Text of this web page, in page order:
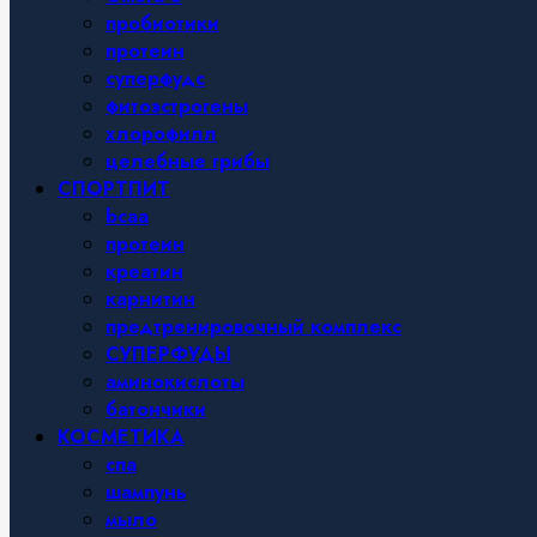
пробиотики
протеин
суперфудс
фитоэстрогены
хлорофилл
целебные грибы
СПОРТПИТ
bcaa
протеин
креатин
карнитин
предтренировочный комплекс
СУПЕРФУДЫ
аминокислоты
батончики
КОСМЕТИКА
спа
шампунь
мыло